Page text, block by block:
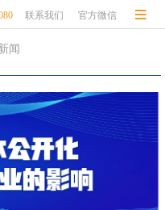
联系我们 官方微信 
闻